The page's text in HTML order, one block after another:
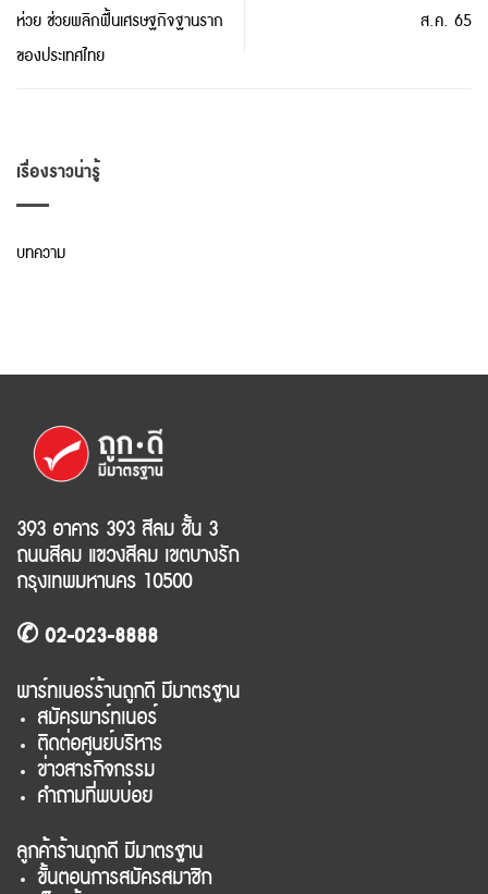
ห่วย ช่วยพลิกฟื้นเศรษฐกิจฐานราก
ของประเทศไทย
ส.ค. 65
เรื่องราวน่ารู้
บทความ
393 อาคาร 393 สีลม ชั้น 3
ถนนสีลม แขวงสีลม เขตบางรัก
กรุงเทพมหานคร 10500
✆ 02-023-8888
พาร์ทเนอร์ร้านถูกดี มีมาตรฐาน
สมัครพาร์ทเนอร์
ติดต่อศูนย์บริหาร
ข่าวสารกิจกรรม
คำถามที่พบบ่อย
ลูกค้าร้านถูกดี มีมาตรฐาน
ขั้นตอนการสมัครสมาชิก